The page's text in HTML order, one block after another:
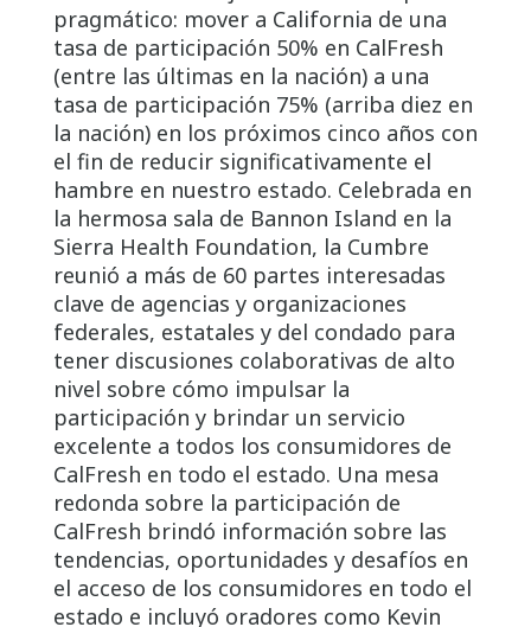
pragmático: mover a California de una
tasa de participación 50% en CalFresh
(entre las últimas en la nación) a una
tasa de participación 75% (arriba diez en
la nación) en los próximos cinco años con
el fin de reducir significativamente el
hambre en nuestro estado. Celebrada en
la hermosa sala de Bannon Island en la
Sierra Health Foundation, la Cumbre
reunió a más de 60 partes interesadas
clave de agencias y organizaciones
federales, estatales y del condado para
tener discusiones colaborativas de alto
nivel sobre cómo impulsar la
participación y brindar un servicio
excelente a todos los consumidores de
CalFresh en todo el estado. Una mesa
redonda sobre la participación de
CalFresh brindó información sobre las
tendencias, oportunidades y desafíos en
el acceso de los consumidores en todo el
estado e incluyó oradores como Kevin